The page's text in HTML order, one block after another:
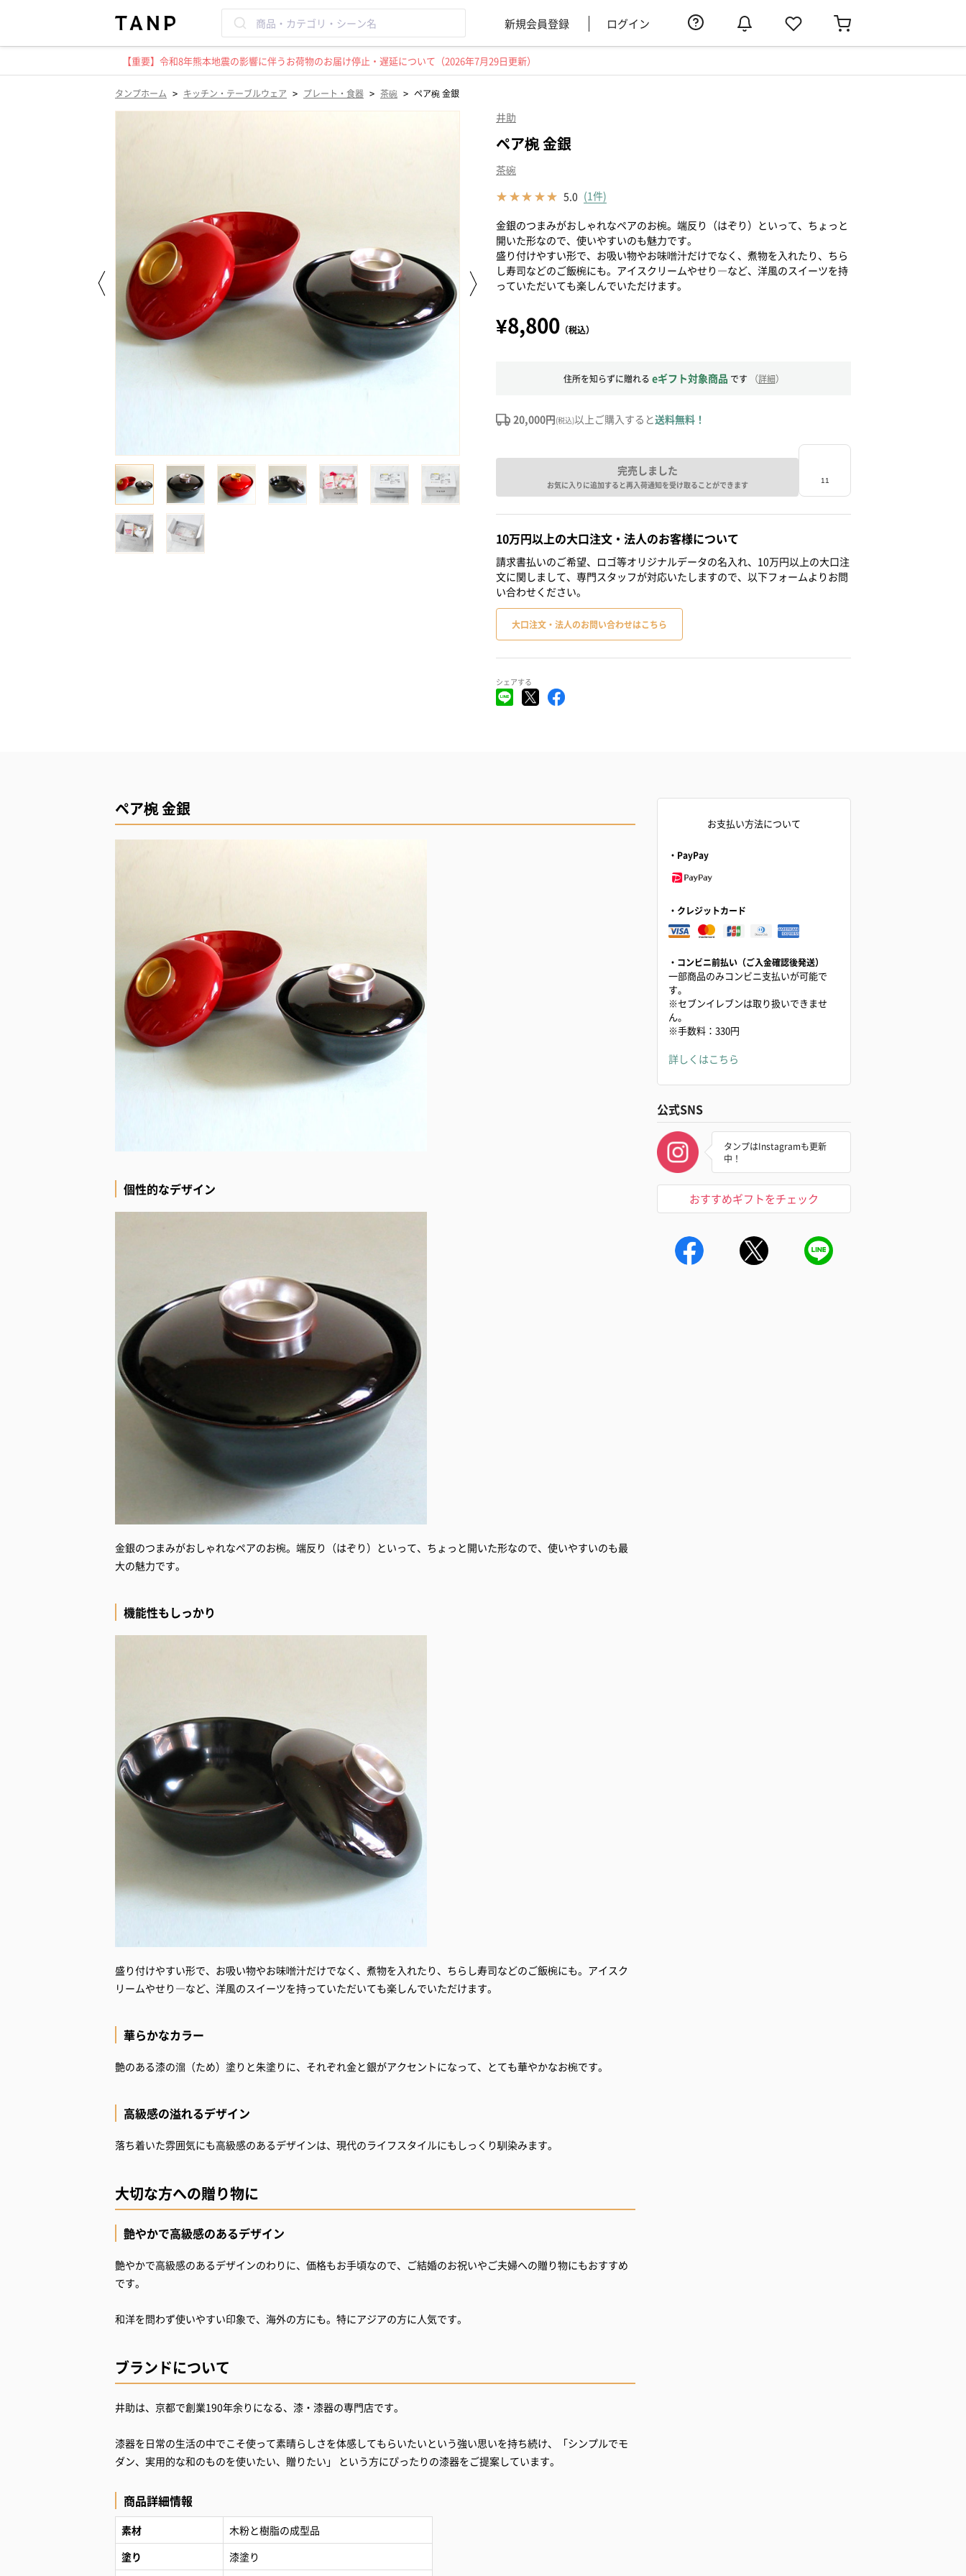
新規会員登録 ログイン
【重要】令和8年熊本地震の影響に伴うお荷物のお届け停止・遅延について（2026年7月29日更新）
タンプホーム > キッチン・テーブルウェア > プレート・食器 > 茶碗 > ペア椀 金銀
井助
ペア椀 金銀
茶碗
5.0 (1件)
金銀のつまみがおしゃれなペアのお椀。端反り（はぞり）といって、ちょっと
開いた形なので、使いやすいのも魅力です。
盛り付けやすい形で、お吸い物やお味噌汁だけでなく、煮物を入れたり、ちら
し寿司などのご飯椀にも。アイスクリームやせり―など、洋風のスイーツを持
っていただいても楽しんでいただけます。
¥8,800 （税込）
住所を知らずに贈れる eギフト対象商品 です （詳細）
20,000円(税込)以上ご購入すると送料無料！
完売しました
お気に入りに追加すると再入荷通知を受け取ることができます
10万円以上の大口注文・法人のお客様について
請求書払いのご希望、ロゴ等オリジナルデータの名入れ、10万円以上の大口注
文に関しまして、専門スタッフが対応いたしますので、以下フォームよりお問
い合わせください。
大口注文・法人のお問い合わせはこちら
シェアする
ペア椀 金銀
個性的なデザイン
金銀のつまみがおしゃれなペアのお椀。端反り（はぞり）といって、ちょっと開いた形なので、使いやすいのも最
大の魅力です。
機能性もしっかり
盛り付けやすい形で、お吸い物やお味噌汁だけでなく、煮物を入れたり、ちらし寿司などのご飯椀にも。アイスク
リームやせり―など、洋風のスイーツを持っていただいても楽しんでいただけます。
華らかなカラー
艶のある漆の溜（ため）塗りと朱塗りに、それぞれ金と銀がアクセントになって、とても華やかなお椀です。
高級感の溢れるデザイン
落ち着いた雰囲気にも高級感のあるデザインは、現代のライフスタイルにもしっくり馴染みます。
大切な方への贈り物に
艶やかで高級感のあるデザイン
艶やかで高級感のあるデザインのわりに、価格もお手頃なので、ご結婚のお祝いやご夫婦への贈り物にもおすすめ
です。
和洋を問わず使いやすい印象で、海外の方にも。特にアジアの方に人気です。
ブランドについて
井助は、京都で創業190年余りになる、漆・漆器の専門店です。
漆器を日常の生活の中でこそ使って素晴らしさを体感してもらいたいという強い思いを持ち続け、「シンプルでモ
ダン、実用的な和のものを使いたい、贈りたい」 という方にぴったりの漆器をご提案しています。
商品詳細情報
素材
木粉と樹脂の成型品
塗り
漆塗り
お支払い方法について
・PayPay
・クレジットカード
・コンビニ前払い（ご入金確認後発送）
一部商品のみコンビニ支払いが可能で
す。
※セブンイレブンは取り扱いできませ
ん。
※手数料：330円
詳しくはこちら
公式SNS
タンプはInstagramも更新
中！
おすすめギフトをチェック